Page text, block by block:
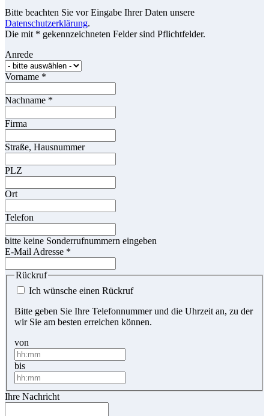
Bitte beachten Sie vor Eingabe Ihrer Daten unsere
Datenschutzerklärung.
Die mit * gekennzeichneten Felder sind Pflichtfelder.
Anrede
Vorname *
Nachname *
Firma
Straße, Hausnummer
PLZ
Ort
Telefon
bitte keine Sonderrufnummern eingeben
E-Mail Adresse *
Rückruf
Ich wünsche einen Rückruf
Bitte geben Sie Ihre Telefonnummer und die Uhrzeit an, zu der
wir Sie am besten erreichen können.
von
bis
Ihre Nachricht